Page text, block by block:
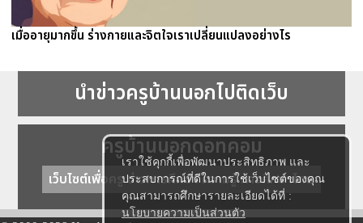
เราใช้คุกกี้เพื่อพัฒนาประสิทธิภาพ และ
ประสบการณ์ที่ดีในการใช้เว็บไซต์ของคุณ
คุณสามารถศึกษารายละเอียดได้ที่ :
นโยบายความเป็นส่วนตัว
เมื่ออายุมากขึ้น ร่างกายและจิตใจเราเปลี่ยนแปลงอย่างไร
นำข่าวครูบ้านนอกไปติดเว็บ
ครูบ้านนอกดอทคอม
เว็บไซต์เพื่อครู ข่าวการศึกษา ความรู้ การศึกษาไทย